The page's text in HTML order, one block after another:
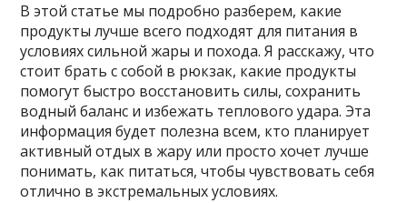
В этой статье мы подробно разберем, какие
продукты лучше всего подходят для питания в
условиях сильной жары и похода. Я расскажу, что
стоит брать с собой в рюкзак, какие продукты
помогут быстро восстановить силы, сохранить
водный баланс и избежать теплового удара. Эта
информация будет полезна всем, кто планирует
активный отдых в жару или просто хочет лучше
понимать, как питаться, чтобы чувствовать себя
отлично в экстремальных условиях.